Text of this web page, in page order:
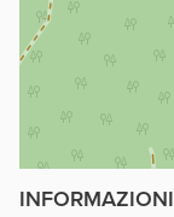
INFORMAZIONI